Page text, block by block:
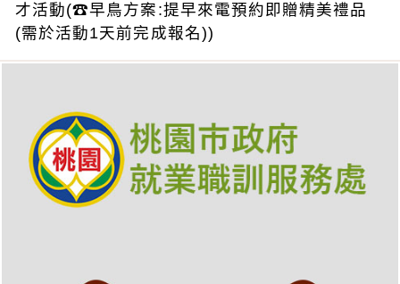
才活動(☎早鳥方案:提早來電預約即贈精美禮品
(需於活動1天前完成報名))